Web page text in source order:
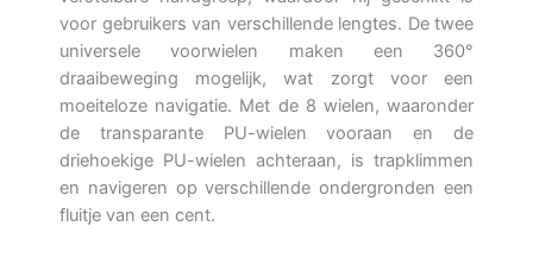
voor gebruikers van verschillende lengtes. De twee
universele voorwielen maken een 360°
draaibeweging mogelijk, wat zorgt voor een
moeiteloze navigatie. Met de 8 wielen, waaronder
de transparante PU-wielen vooraan en de
driehoekige PU-wielen achteraan, is trapklimmen
en navigeren op verschillende ondergronden een
fluitje van een cent.